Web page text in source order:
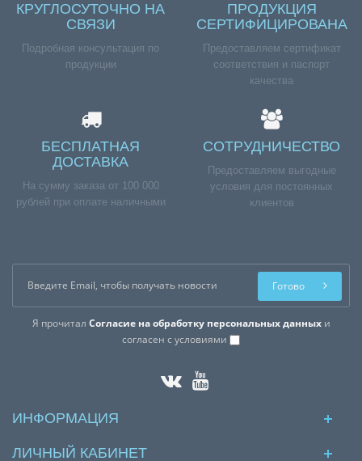
КРУГЛОСУТОЧНО НА
СВЯЗИ
Подробная консультация по
продукции
ПРОДУКЦИЯ
СЕРТИФИЦИРОВАНА
Предоставляем сертификат
соответствия и паспорт
качества
БЕСПЛАТНАЯ
ДОСТАВКА
На сумму заказа от 100 000
рублей при оплате наличными
СОТРУДНИЧЕСТВО
Предоставляем выгодные
условия для постоянных
клиентов
Я прочитал Согласие на обработку персональных данныхи
согласен с условиями
Готово
ИНФОРМАЦИЯ
ЛИЧНЫЙ КАБИНЕТ